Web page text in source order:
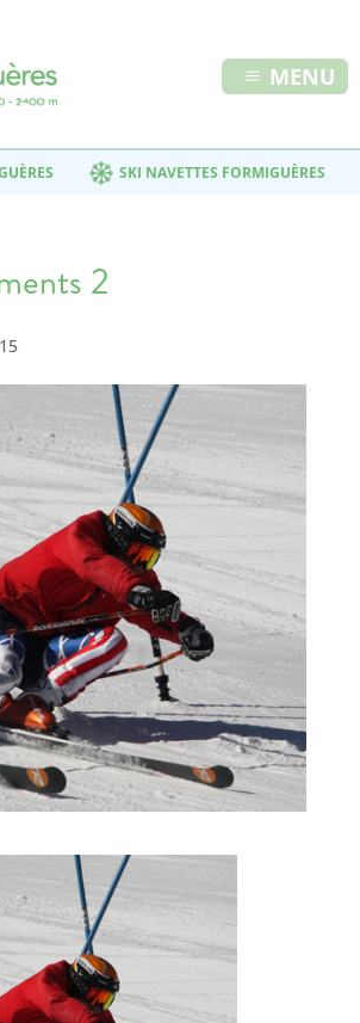
MENU
SKI NAVETTES FORMIGUÈRES
2